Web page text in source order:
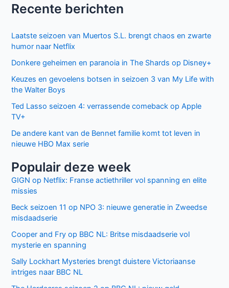
Recente berichten
Laatste seizoen van Muertos S.L. brengt chaos en zwarte
humor naar Netflix
Donkere geheimen en paranoia in The Shards op Disney+
Keuzes en gevoelens botsen in seizoen 3 van My Life with
the Walter Boys
Ted Lasso seizoen 4: verrassende comeback op Apple
TV+
De andere kant van de Bennet familie komt tot leven in
nieuwe HBO Max serie
Populair deze week
GIGN op Netflix: Franse actiethriller vol spanning en elite
missies
Beck seizoen 11 op NPO 3: nieuwe generatie in Zweedse
misdaadserie
Cooper and Fry op BBC NL: Britse misdaadserie vol
mysterie en spanning
Sally Lockhart Mysteries brengt duistere Victoriaanse
intriges naar BBC NL